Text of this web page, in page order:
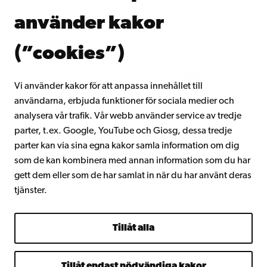
använder kakor
(”cookies”)
Vi använder kakor för att anpassa innehållet till
användarna, erbjuda funktioner för sociala medier och
analysera vår trafik. Vår webb använder service av tredje
parter, t.ex. Google, YouTube och Giosg, dessa tredje
parter kan via sina egna kakor samla information om dig
som de kan kombinera med annan information som du har
gett dem eller som de har samlat in när du har använt deras
tjänster.
Tillåt alla
Gå med i Åbo Akademis alumnnätverk
Intranätet
Facebook InstagramYouTube LinkedIn Blog Snapchat